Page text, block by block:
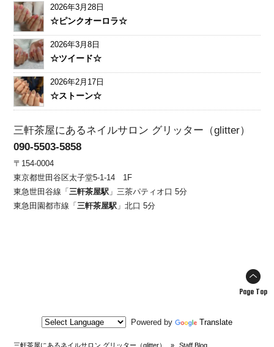
2026年3月28日
☆ピンクオーロラ☆
2026年3月8日
☆ツイード☆
2026年2月17日
☆ストーン☆
三軒茶屋にあるネイルサロン グリッター（glitter）
090-5503-5858
〒154-0004
東京都世田谷区太子堂5-1-14 1F
東急世田谷線「 三軒茶屋駅」三茶パティオ口 5分
東急田園都市線「 三軒茶屋駅」北口 5分
Page Top
Powered by Translate
三軒茶屋にあるネイルサロン グリッター（glitter） » Staff Blog